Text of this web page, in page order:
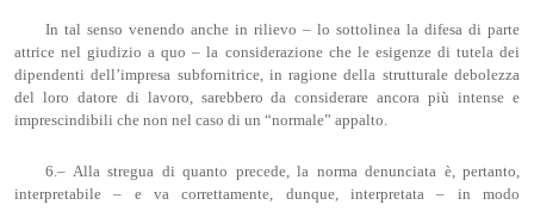
In tal senso venendo anche in rilievo – lo sottolinea la difesa di parte
attrice nel giudizio a quo – la considerazione che le esigenze di tutela dei
dipendenti dell’impresa subfornitrice, in ragione della strutturale debolezza
del loro datore di lavoro, sarebbero da considerare ancora più intense e
imprescindibili che non nel caso di un “normale” appalto.
6.– Alla stregua di quanto precede, la norma denunciata è, pertanto,
interpretabile – e va correttamente, dunque, interpretata – in modo